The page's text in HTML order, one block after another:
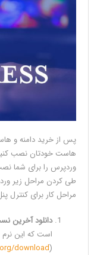
پس از خرید دامنه و
هاست خودتان نصب
وردپرس را برای شما
طی کردن مراحل زیر
مراحل کار برای کنترل
دانلود آخرین
است که این نرم
(
download/